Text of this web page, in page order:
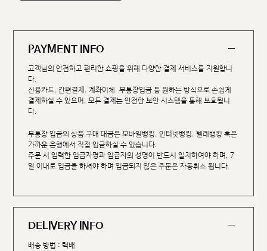
PAYMENT INFO
고객님의 안전하고 편리한 쇼핑을 위해 다양한 결제 서비스를 지원합니
다.
신용카드, 간편결제, 계좌이체, 무통장입금 등 원하는 방식으로 손쉽게
결제하실 수 있으며, 모든 결제는 안전한 보안 시스템을 통해 보호됩니
다.
무통장 입금의 상품 구매 대금은 모바일뱅킹, 인터넷뱅킹, 텔레뱅킹 혹은
가까운 은행에서 직접 입금하실 수 있습니다.
주문 시 입력한 입금자명과 입금자의 성명이 반드시 일치하여야 하며, 7
일 이내로 입금을 하셔야 하며 입금되지 않은 주문은 자동취소 됩니다.
DELIVERY INFO
배송 방법 : 택배